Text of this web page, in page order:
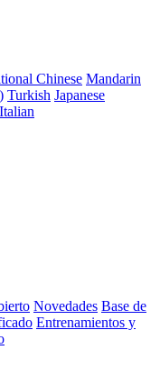
Chinese Mandarin
Turkish Japanese
Italian
Novedades Base de
Entrenamientos y